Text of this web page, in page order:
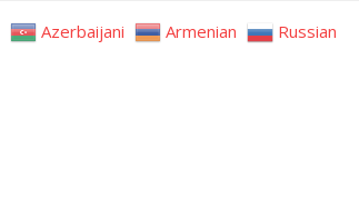
Azerbaijani Armenian Russian